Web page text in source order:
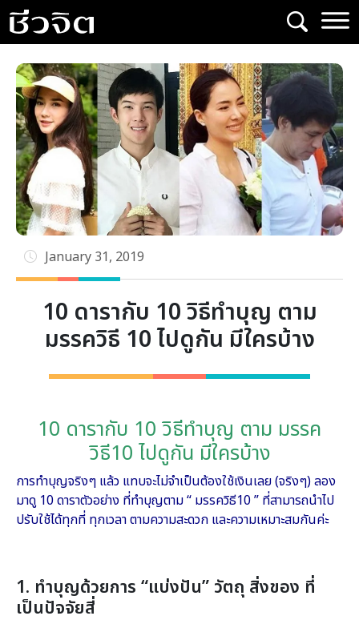
Skip
to
content
January 31, 2019
10 ดารากับ 10 วิธีทำบุญ ตาม
มรรควิธี 10 ไปดูกัน มีใครบ้าง
10 ดารากับ 10 วิธีทำบุญ ตาม มรรค
วิธี10 ไปดูกัน มีใครบ้าง
การทำบุญจริงๆ แล้ว แทบจะไม่จำเป็นต้องใช้เงินเลย (จริงๆ) ลอง
มาดู 10 ดาราตัวอย่าง ที่ทำบุญตาม “ มรรควิธี10 ” ที่สามารถนำไป
ปรับใช้ได้ทุกที่ ทุกเวลา ตามความสะดวก และความเหมาะสมกันค่ะ
1. ทำบุญด้วยการ “แบ่งปัน” วัตถุ สิ่งของ ที่
เป็นปัจจัยสี่